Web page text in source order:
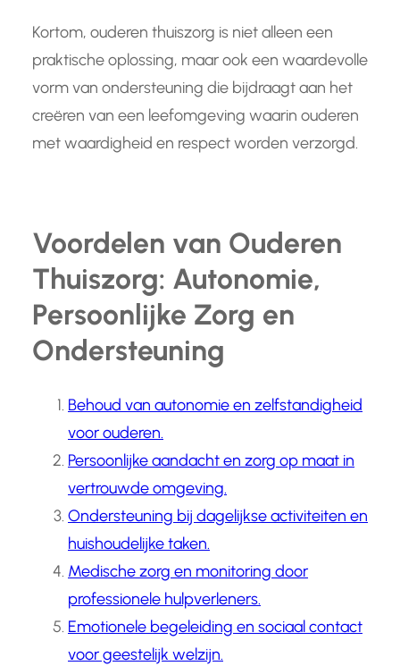
Kortom, ouderen thuiszorg is niet alleen een
praktische oplossing, maar ook een waardevolle
vorm van ondersteuning die bijdraagt aan het
creëren van een leefomgeving waarin ouderen
met waardigheid en respect worden verzorgd.
Voordelen van Ouderen
Thuiszorg: Autonomie,
Persoonlijke Zorg en
Ondersteuning
Behoud van autonomie en zelfstandigheid
voor ouderen.
Persoonlijke aandacht en zorg op maat in
vertrouwde omgeving.
Ondersteuning bij dagelijkse activiteiten en
huishoudelijke taken.
Medische zorg en monitoring door
professionele hulpverleners.
Emotionele begeleiding en sociaal contact
voor geestelijk welzijn.